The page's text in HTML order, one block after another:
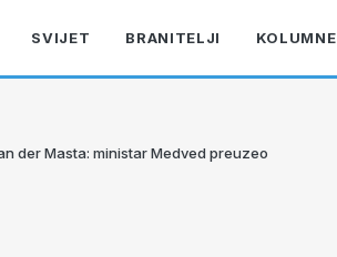
SVIJET BRANITELJI KOLUMNE
der Masta: ministar Medved preuzeo